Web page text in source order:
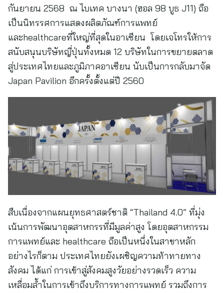
กันยายน 2568 ณ ไบเทค บางนา (ฮอล 98 บูธ J11) ถือ
เป็นนิทรรศการแสดงผลิตภัณฑ์การแพทย์
และhealthcareที่ใหญ่ที่สุดในอาเซียน โดยเจโทรให้การ
สนับสนุนบริษัทญี่ปุ่นทั้งหมด 12 บริษัทในการขยายตลาด
สู่ประเทศไทยและภูมิภาคอาเซียน นับเป็นการกลับมาจัด
Japan Pavilion อีกครั้งตั้งแต่ปี 2560
สืบเนื่องจากแผนยุทธศาสตร์ชาติ “Thailand 4.0” ที่มุ่ง
เน้นการพัฒนาอุตสาหกรรที่มีมูลค่าสูง โดยอุตสาหกรรม
การแพทย์และ healthcare ถือเป็นหนึ่งในสาขาหลัก
อย่างไรก็ตาม ประเทศไทยยังเผชิญความท้าทายทาง
สังคม ได้แก่ การเข้าสู่สังคมสูงวัยอย่างรวดเร็ว ความ
เหลื่อมล้ำในการเข้าถึงบริการทางการแพทย์ รวมถึงการ